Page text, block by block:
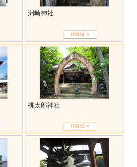
洲崎神社
more »
桃太郎神社
more »